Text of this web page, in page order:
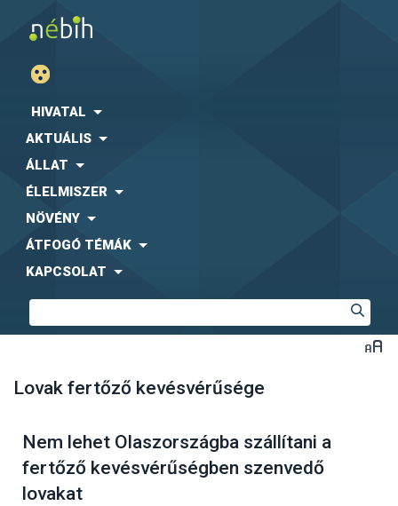
HIVATAL
AKTUÁLIS
ÁLLAT
ÉLELMISZER
NÖVÉNY
ÁTFOGÓ TÉMÁK
KAPCSOLAT
Lovak fertőző kevésvérűsége
Nem lehet Olaszországba szállítani a
fertőző kevésvérűségben szenvedő
lovakat